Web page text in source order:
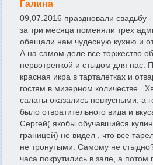
Галина
09,07.2016 праздновали
за три месяца поменяли трех
обещали нам чудесную кухню и
А на самом деле все торжество
нервотрепкой и стыдом для нас.
красная икра в тарталетках и
гостям в мизерном количестве .
салаты оказались невкусными, а
было отвратительного вида и
Сергей( якобы обучавшийся
границей) не видел , что все
не тронутыми. Самому не
часа покрутились в зале, а потом